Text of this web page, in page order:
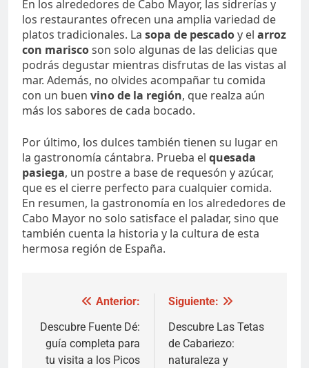
En los alrededores de Cabo Mayor, las sidrerías y
los restaurantes ofrecen una amplia variedad de
platos tradicionales. La sopa de pescadoy el arroz
con mariscoson solo algunas de las delicias que
podrás degustar mientras disfrutas de las vistas al
mar. Además, no olvides acompañar tu comida
con un buen vino de la región, que realza aún
más los sabores de cada bocado.
Por último, los dulces también tienen su lugar en
la gastronomía cántabra. Prueba el quesada
pasiega, un postre a base de requesón y azúcar,
que es el cierre perfecto para cualquier comida.
En resumen, la gastronomía en los alrededores de
Cabo Mayor no solo satisface el paladar, sino que
también cuenta la historia y la cultura de esta
hermosa región de España.
Navegación
de
entradas
Anterior:
Descubre Fuente Dé:
guía completa para
tu visita a los Picos
Siguiente:
Descubre Las Tetas
de Cabariezo:
naturaleza y